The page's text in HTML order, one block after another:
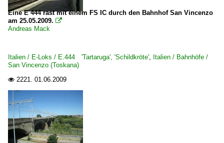
Eine E 444 rast mit einem FS IC durch den Bahnhof San Vincenzo
am 25.05.2009. 
Andreas Mack
Italien / E-Loks / E.444 'Tartaruga', 'Schildkröte', Italien / Bahnhöfe /
San Vincenzo (Toskana)
 2221. 01.06.2009